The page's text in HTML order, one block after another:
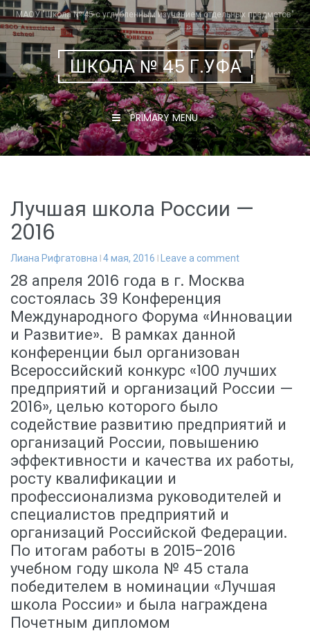
Skip
to
content
МАОУ "Школа № 45 с углубленным изучением отдельных предметов"
ШКОЛА № 45 Г.УФА
PRIMARY MENU
Лучшая школа России —
2016
Лиана Рифгатовна 4 мая, 2016 Leave a comment
28 апреля 2016 года в г. Москва
состоялась 39 Конференция
Международного Форума «Инновации
и Развитие». В рамках данной
конференции был организован
Всероссийский конкурс «100 лучших
предприятий и организаций России —
2016», целью которого было
содействие развитию предприятий и
организаций России, повышению
эффективности и качества их работы,
росту квалификации и
профессионализма руководителей и
специалистов предприятий и
организаций Российской Федерации.
По итогам работы в 2015-2016
учебном году школа № 45 стала
победителем в номинации «Лучшая
школа России» и была награждена
Почетным дипломом